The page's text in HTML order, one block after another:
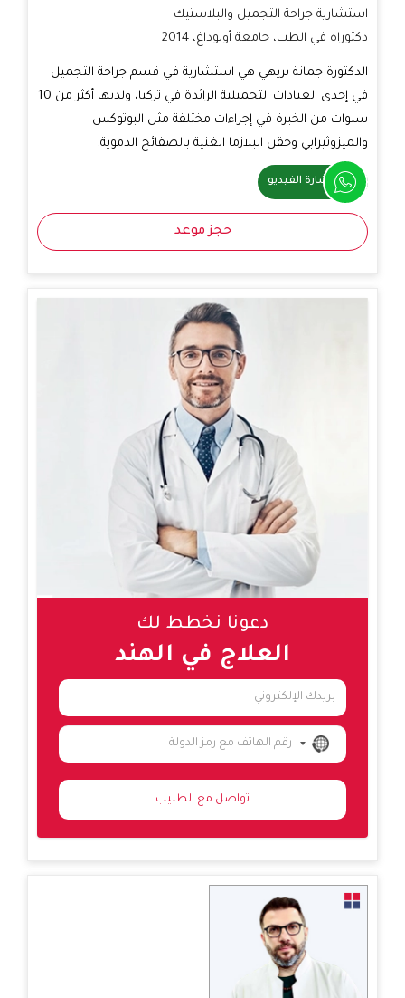
استشارية جراحة التجميل والبلاستيك
دكتوراه في الطب، جامعة أولوداغ، 2014
الدكتورة جمانة بريهي هي استشارية في قسم جراحة التجميل
في إحدى العيادات التجميلية الرائدة في تركيا، ولديها أكثر من 10
سنوات من الخبرة في إجراءات مختلفة مثل البوتوكس
والميزوثيرابي وحقن البلازما الغنية بالصفائح الدموية.
استشارة الفيديو
حجز موعد
دعونا نخطط لك
العلاج في الهند
NO
SELECTED